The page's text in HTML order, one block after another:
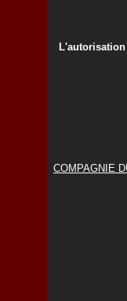
L'autorisation
COMPAGNIE